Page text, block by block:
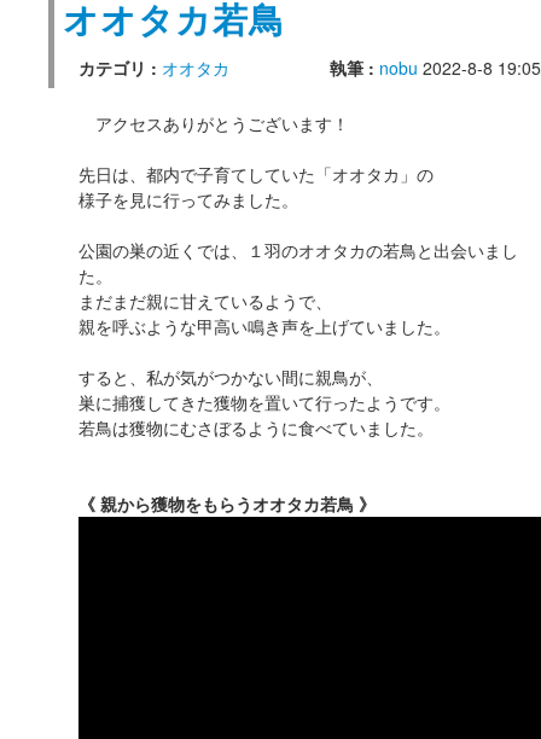
オオタカ若鳥
カテゴリ : オオタカ 執筆 : nobu 2022-8-8 19:05
アクセスありがとうございます！
先日は、都内で子育てしていた「オオタカ」の
様子を見に行ってみました。
公園の巣の近くでは、１羽のオオタカの若鳥と出会いまし
た。
まだまだ親に甘えているようで、
親を呼ぶような甲高い鳴き声を上げていました。
すると、私が気がつかない間に親鳥が、
巣に捕獲してきた獲物を置いて行ったようです。
若鳥は獲物にむさぼるように食べていました。
《 親から獲物をもらうオオタカ若鳥 》